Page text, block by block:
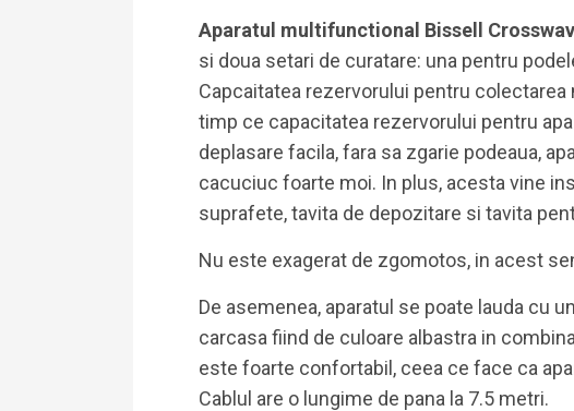
Aparatul multifunctional Bissell
si doua setari de curatare: una pentru
Capcaitatea rezervorului pentru
timp ce capacitatea rezervorului pentru
deplasare facila, fara sa zgarie podeaua,
cacuciuc foarte moi. In plus, acesta vine
suprafete, tavita de depozitare si tavita
Nu este exagerat de zgomotos, in acest
De asemenea, aparatul se poate lauda cu
carcasa fiind de culoare albastra in
este foarte confortabil, ceea ce face ca
Cablul are o lungime de pana la 7.5 metri.